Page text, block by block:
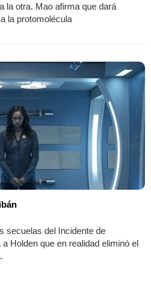
la otra. Mao afirma que dará
la protomolécula
secuelas del Incidente de
Holden que en realidad eliminó el